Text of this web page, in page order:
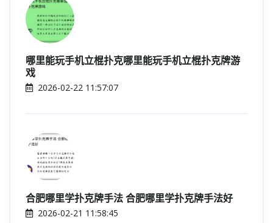
哪里能玩手机立棍扑克哪里能玩手机立棍扑克牌游
戏
2026-02-22 11:57:07
合肥哪里学扑克牌手法 合肥哪里学扑克牌手法好
2026-02-21 11:58:45